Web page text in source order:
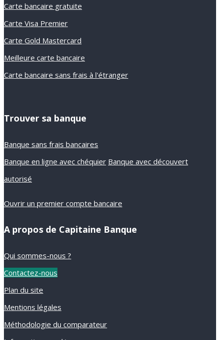
Carte bancaire gratuite
Carte Visa Premier
Carte Gold Mastercard
Meilleure carte bancaire
Carte bancaire sans frais à l'étranger
Trouver sa banque
Banque sans frais bancaires
Banque en ligne avec chéquier Banque avec découvert
autorisé
Ouvrir un premier compte bancaire
A propos de Capitaine Banque
Qui sommes-nous ?
Contactez-nous
Plan du site
Mentions légales
Méthodologie du comparateur